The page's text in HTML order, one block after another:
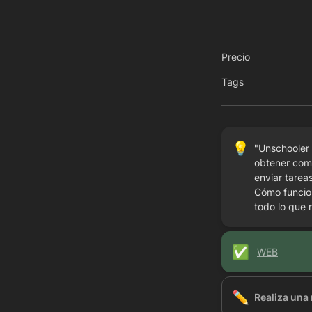
Precio
Tags
💡
obtener
enviar
Cómo
todo lo que
✅ WEB
✏️ Realiza